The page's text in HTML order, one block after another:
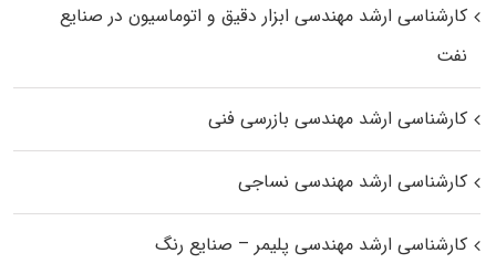
کارشناسی ارشد مهندسی ابزار دقیق و اتوماسیون در صنایع
نفت
کارشناسی ارشد مهندسی بازرسی فنی
کارشناسی ارشد مهندسی نساجی
کارشناسی ارشد مهندسی پلیمر – صنایع رنگ